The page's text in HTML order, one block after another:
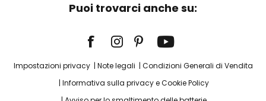
Puoi trovarci anche su:
Impostazioni privacy Note legali
Condizioni Generali di Vendita
Informativa sulla privacy e Cookie Policy